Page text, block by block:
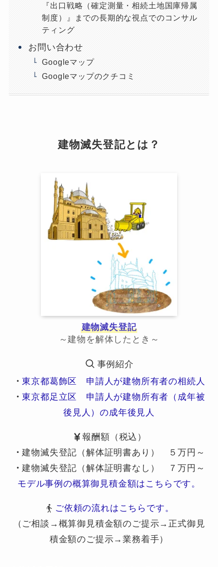
『出口戦略（確定測量・相続土地国庫帰属
制度）』までの長期的な視点でのコンサル
ティング
お問い合わせ
Googleマップ
Googleマップのクチコミ
建物滅失登記とは？
建物滅失登記
～建物を解体したとき～
事例紹介
・東京都葛飾区 申請人が建物所有者の相続人
・東京都足立区 申請人が建物所有者（成年被
後見人）の成年後見人
報酬額（税込）
・建物滅失登記（解体証明書あり） ５万円～
・建物滅失登記（解体証明書なし） ７万円～
モデル事例の概算御見積金額はこちらです。
ご依頼の流れはこちらです。
（ご相談→概算御見積金額のご提示→正式御見
積金額のご提示→業務着手）